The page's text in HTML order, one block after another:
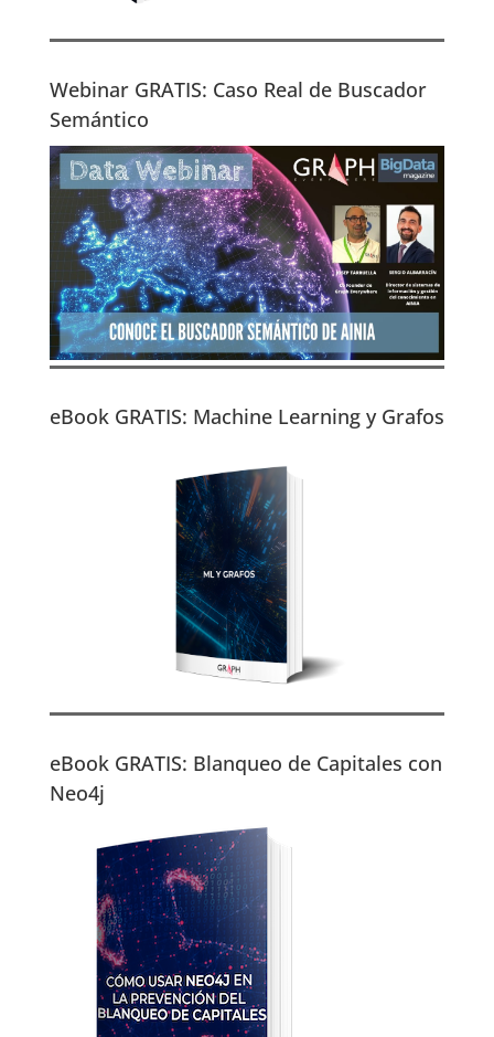
Webinar GRATIS: Caso Real de Buscador
Semántico
eBook GRATIS: Machine Learning y Grafos
eBook GRATIS: Blanqueo de Capitales con
Neo4j